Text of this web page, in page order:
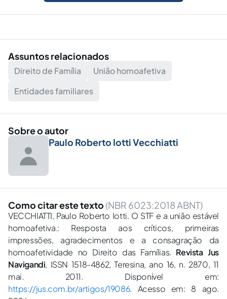
Assuntos relacionados
Direito de Família
União homoafetiva
Entidades familiares
Sobre o autor
Paulo Roberto Iotti Vecchiatti
Como citar este texto (NBR 6023:2018 ABNT)
VECCHIATTI, Paulo Roberto Iotti. O STF e a união estável
homoafetiva.: Resposta aos críticos, primeiras
impressões, agradecimentos e a consagração da
homoafetividade no Direito das Famílias. Revista Jus
Navigandi, ISSN 1518-4862, Teresina, ano 16, n. 2870, 11
mai. 2011. Disponível em:
https://jus.com.br/artigos/19086. Acesso em: 8 ago.